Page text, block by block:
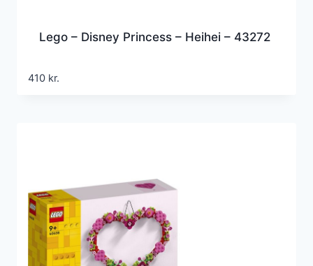
Lego – Disney Princess – Heihei – 43272
410 kr.